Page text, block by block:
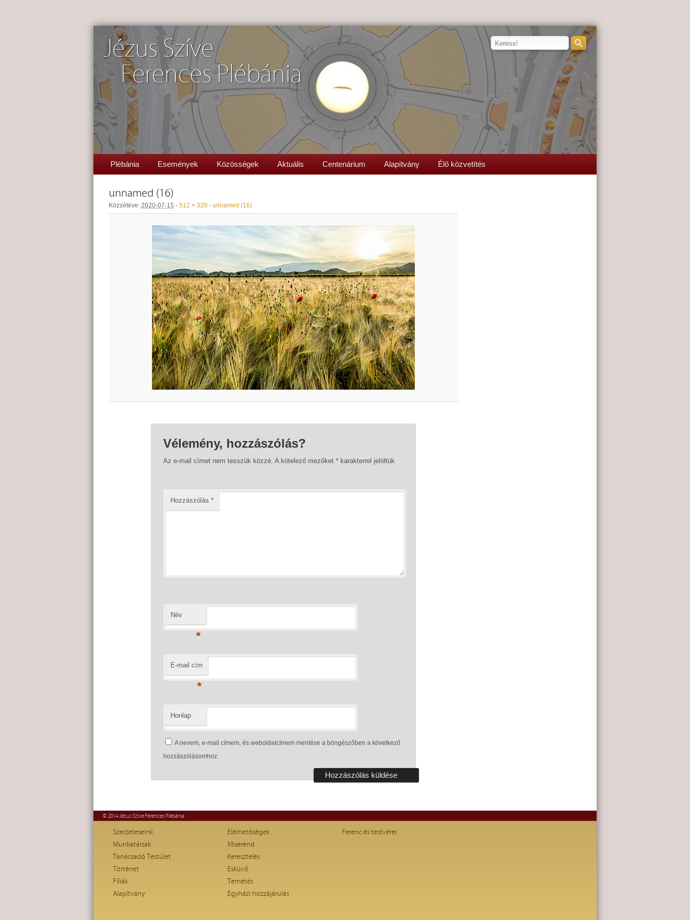
Jézus Szíve
Ferences Plébánia
Plébánia Események Közösségek Aktuális Centenárium Alapítvány Élő közvetítés
unnamed (16)
Közzétéve: 2020-07-15 - 512 × 320 - unnamed (16)
Vélemény, hozzászólás?
Az e-mail címet nem tesszük közzé. A kötelező mezőket *karakterrel jelöltük
Hozzászólás *
Név
*
E-mail cím
*
Honlap
A nevem, e-mail címem, és weboldalcímem mentése a böngészőben a következő
hozzászólásomhoz.
© 2014 Jézus Szíve Ferences Plébánia
Szerzeteseink
Munkatársak
Tanácsadó Testület
Történet
Fíliák
Alapítvány
Elérhetőségek
Miserend
Keresztelés
Esküvő
Temetés
Egyházi hozzájárulás
Ferenc és testvérei